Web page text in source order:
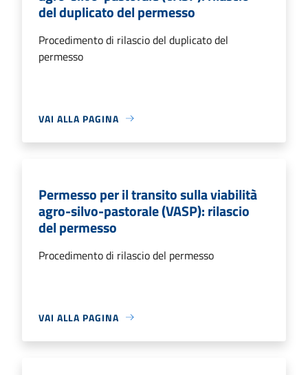
del duplicato del permesso
Procedimento di rilascio del duplicato del
permesso
VAI ALLA PAGINA
Permesso per il transito sulla viabilità
agro-silvo-pastorale (VASP): rilascio
del permesso
Procedimento di rilascio del permesso
VAI ALLA PAGINA